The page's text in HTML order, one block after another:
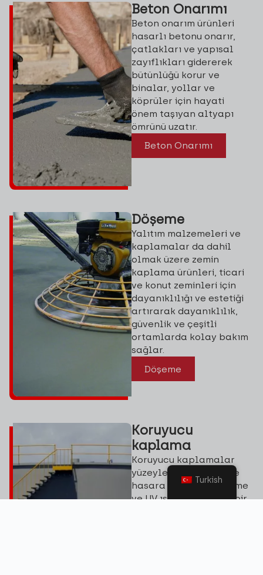
Beton Onarımı
Beton onarım ürünleri
hasarlı betonu onarır,
çatlakları ve yapısal
zayıflıkları gidererek
bütünlüğü korur ve
binalar, yollar ve
köprüler için hayati
önem taşıyan altyapı
ömrünü uzatır.
Beton Onarımı
Döşeme
Yalıtım malzemeleri ve
kaplamalar da dahil
olmak üzere zemin
kaplama ürünleri, ticari
ve konut zeminleri için
dayanıklılığı ve estetiği
artırarak dayanıklılık,
güvenlik ve çeşitli
ortamlarda kolay bakım
sağlar.
Döşeme
Koruyucu
kaplama
Koruyucu kaplamalar
yüzeyleri korozyona ve
hasara karşı korur, neme
ve UV ışınlarına karşı bir
Turkish